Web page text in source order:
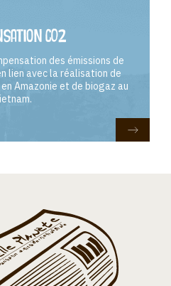
CO2
des émissions de
lien avec la réalisation de
Amazonie et de biogaz au